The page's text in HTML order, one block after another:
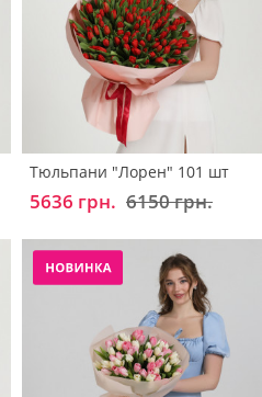
Тюльпани "Лорен" 101 шт
5636 грн. 6150 грн.